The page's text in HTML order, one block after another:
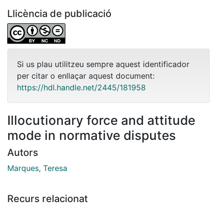
Llicència de publicació
Si us plau utilitzeu sempre aquest identificador
per citar o enllaçar aquest document:
https://hdl.handle.net/2445/181958
Illocutionary force and attitude
mode in normative disputes
Autors
Marques, Teresa
Recurs relacionat